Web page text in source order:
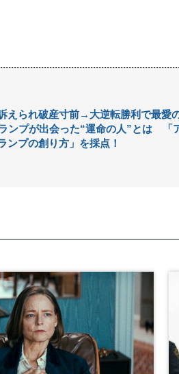
えられ破産寸前→大逆転勝利で最愛
ンプが出会った“運命の人”とは 「
ンプの創り方」を採点！